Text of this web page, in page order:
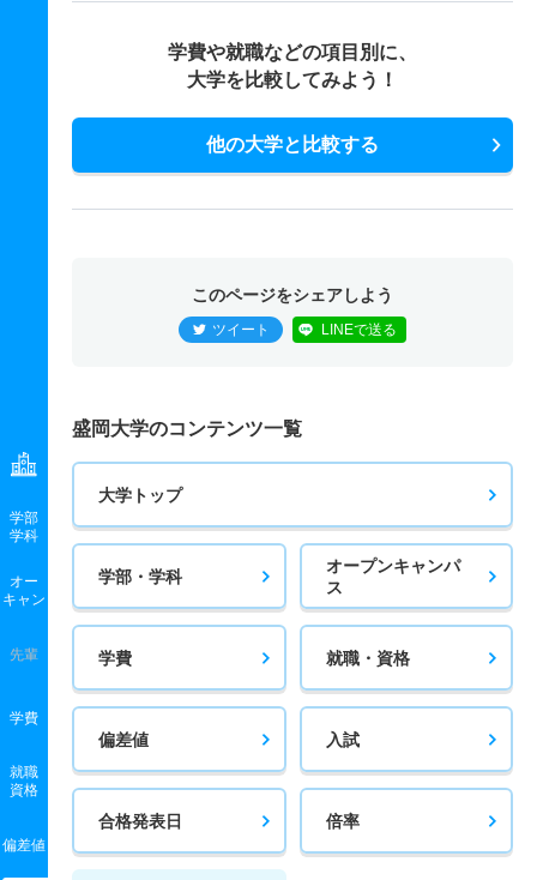
学部
学科
オー
キャン
先輩
学費
就職
資格
偏差値
学費や就職などの項目別に、
大学を比較してみよう！
他の大学と比較する
このページをシェアしよう
ツイート LINEで送る
盛岡大学のコンテンツ一覧
大学トップ
学部・学科
オープンキャンパ
ス
学費 就職・資格
偏差値 入試
合格発表日 倍率